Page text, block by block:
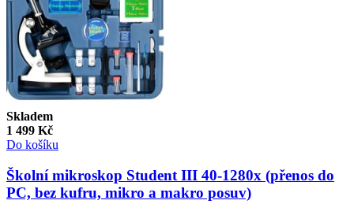
Skladem
1 499 Kč
Do košíku
Školní mikroskop Student III 40-1280x (přenos do
PC, bez kufru, mikro a makro posuv)